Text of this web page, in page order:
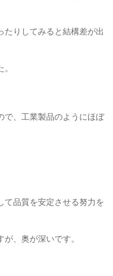
たりしてみると結構差が出
で、工業製品のようにほぼ
て品質を安定させる努力を
、奥が深いです。